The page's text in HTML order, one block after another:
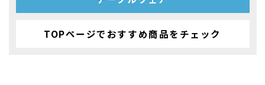
TOPページでおすすめ商品をチェック